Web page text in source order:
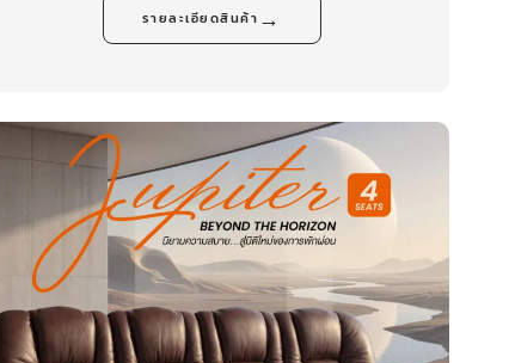
รายละเอียดสินค้า →